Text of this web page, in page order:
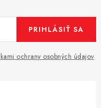
ochrany osobných údajov
PRIHLÁSIŤ SA